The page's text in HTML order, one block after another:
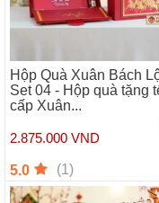
Hộp Quà Xuân Bách
Set 04 - Hộp quà tặng
cấp Xuân...
2.875.000 VND
5.0 (1)